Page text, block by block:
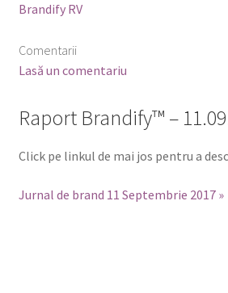
Brandify RV
Comentarii
Lasă un comentariu
Raport Brandify™ –
Click pe linkul de mai jos pentru a
Jurnal de brand 11 Septembrie 2017 »